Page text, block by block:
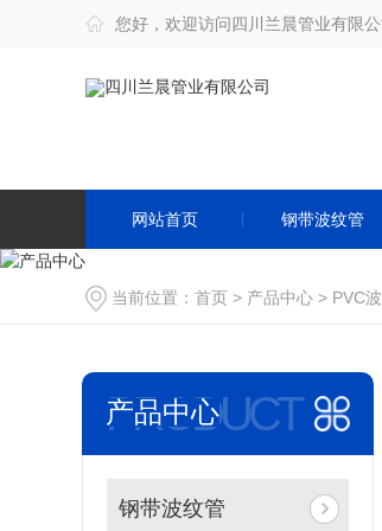
您好，欢迎访问四川兰晨管业有限公
网站首页 钢带波纹管
当前位置： 首页 > 产品中心 > PVC
PRODUCT
产品中心
钢带波纹管